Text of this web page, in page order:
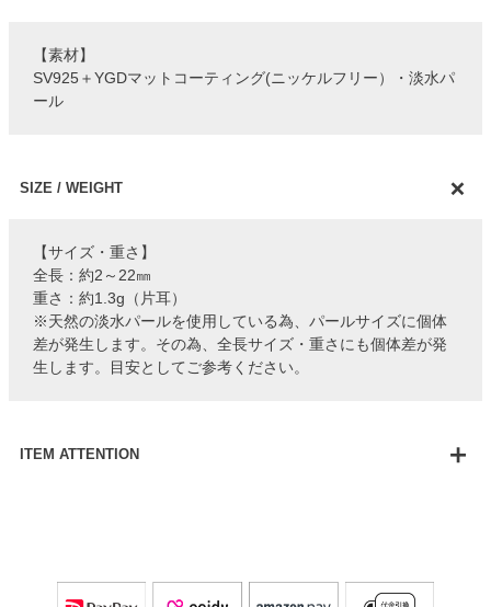
【素材】
SV925＋YGDマットコーティング(ニッケルフリー）・淡水パ
ール
SIZE / WEIGHT
【サイズ・重さ】
全長：約2～22㎜
重さ：約1.3g（片耳）
※天然の淡水パールを使用している為、パールサイズに個体
差が発生します。その為、全長サイズ・重さにも個体差が発
生します。目安としてご参考ください。
ITEM ATTENTION